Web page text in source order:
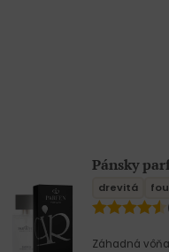
Pánsky
drevitá
Záhadná